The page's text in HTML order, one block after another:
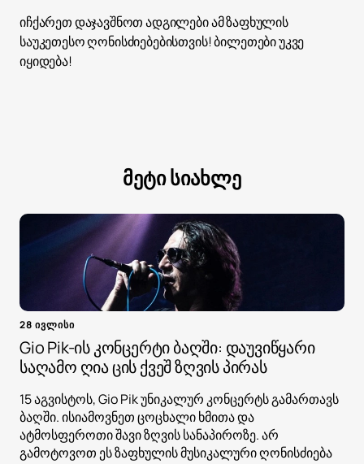
იჩქარეთ დაჯავშნოთ ადგილები ამ ზაფხულის
საუკეთესო ღონისძიებებისთვის! ბილეთები უკვე
იყიდება!
მეტი სიახლე
28 ივლისი
Gio Pik-ის კონცერტი ბაღში: დაუვიწყარი
საღამო ღია ცის ქვეშ ზღვის პირას
15 აგვისტოს, Gio Pik უნიკალურ კონცერტს გამართავს
ბაღში. ისიამოვნეთ ცოცხალი ხმითა და
ატმოსფეროთი შავი ზღვის სანაპიროზე. არ
გამოტოვოთ ეს ზაფხულის მუსიკალური ღონისძიება